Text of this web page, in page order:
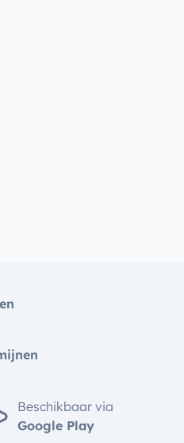
Beschikbaar via
Google Play